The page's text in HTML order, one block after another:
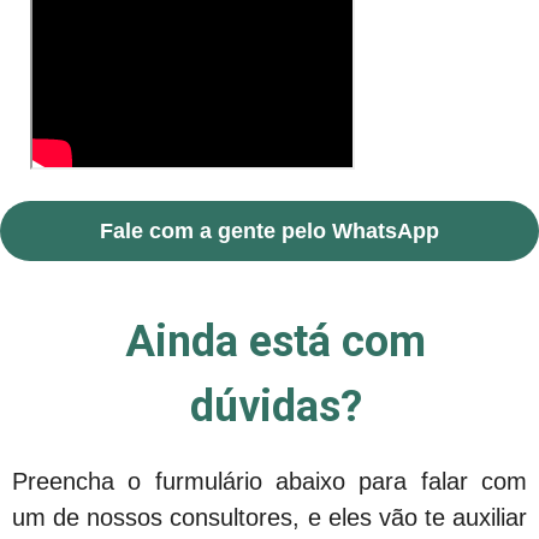
Fale com a gente pelo WhatsApp
Ainda está com
dúvidas?
Preencha o furmulário abaixo para falar com
um de nossos consultores, e eles vão te auxiliar